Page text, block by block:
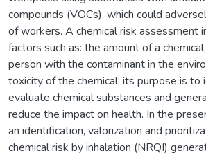
compounds (VOCs), which could
of workers. A chemical risk assessment
factors such as: the amount of a
person with the contaminant in the
toxicity of the chemical; its purpose is to
evaluate chemical substances and
reduce the impact on health. In the
an identification, valorization and
chemical risk by inhalation (NRQI)